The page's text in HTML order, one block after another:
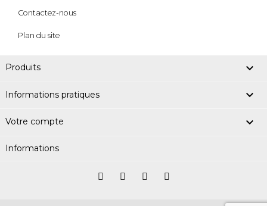
Contactez-nous
Plan du site
Produits 
Informations pratiques 
Votre compte 
Informations